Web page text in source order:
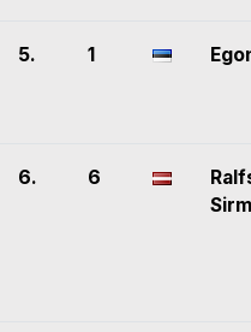
5. 1
6. 6